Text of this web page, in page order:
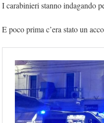
I carabinieri stanno indagando
E poco prima c’era stato un